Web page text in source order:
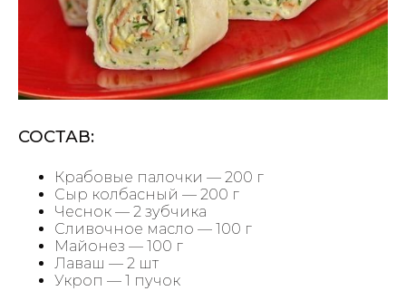
СОСТАВ:
Крабовые палочки — 200 г
Сыр колбасный — 200 г
Чеснок — 2 зубчика
Сливочное масло — 100 г
Майонез — 100 г
Лаваш — 2 шт
Укроп — 1 пучок